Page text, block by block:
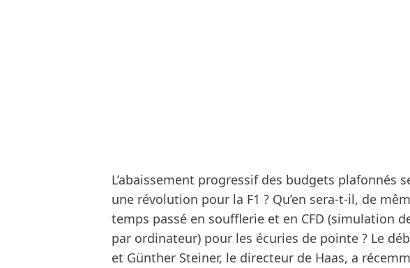
L’abaissement progressif des budgets plafonnés
une révolution pour la F1 ? Qu’en sera-t-il, de
temps passé en soufflerie et en CFD (simulation
par ordinateur) pour les écuries de pointe ? Le
et Günther Steiner, le directeur de Haas, a